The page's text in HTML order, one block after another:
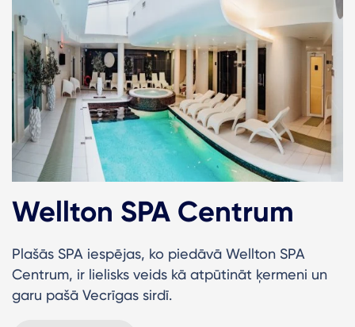
Wellton SPA Centrum
Plašās SPA iespējas, ko piedāvā Wellton SPA
Centrum, ir lielisks veids kā atpūtināt ķermeni un
garu pašā Vecrīgas sirdī.